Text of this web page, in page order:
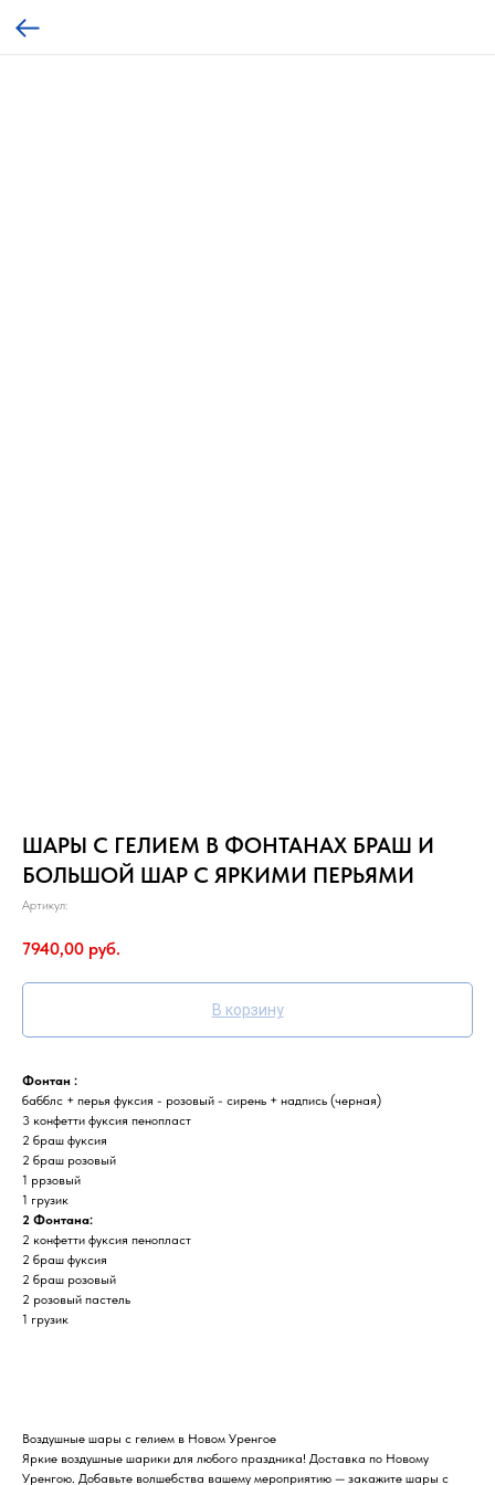
ШАРЫ С ГЕЛИЕМ В ФОНТАНАХ БРАШ И
БОЛЬШОЙ ШАР С ЯРКИМИ ПЕРЬЯМИ
Артикул:
7940,00 руб.
В корзину
Фонтан :
бабблс + перья фуксия - розовый - сирень + надпись (черная)
3 конфетти фуксия пенопласт
2 браш фуксия
2 браш розовый
1 ррзовый
1 грузик
2 Фонтана:
2 конфетти фуксия пенопласт
2 браш фуксия
2 браш розовый
2 розовый пастель
1 грузик
Воздушные шары с гелием в Новом Уренгое
Яркие воздушные шарики для любого праздника! Доставка по Новому
Уренгою. Добавьте волшебства вашему мероприятию — закажите шары с